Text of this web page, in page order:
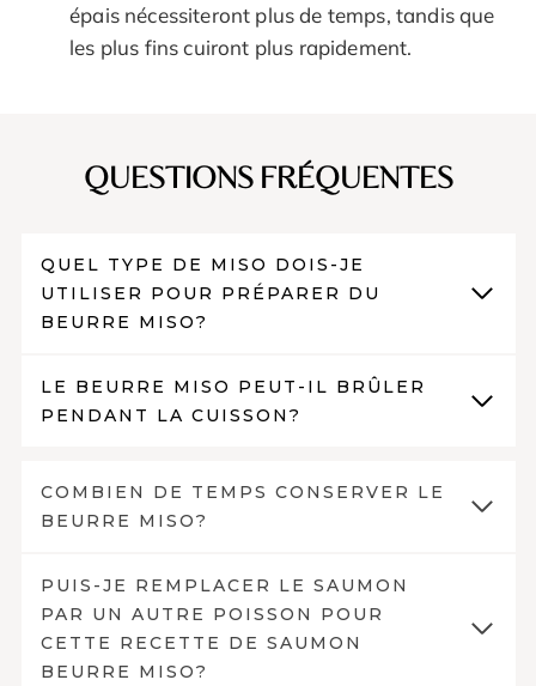
épais nécessiteront plus de temps, tandis que
les plus fins cuiront plus rapidement.
QUESTIONS FRÉQUENTES
QUEL TYPE DE MISO DOIS-JE
UTILISER POUR PRÉPARER DU
BEURRE MISO?
LE BEURRE MISO PEUT-IL BRÛLER
PENDANT LA CUISSON?
COMBIEN DE TEMPS CONSERVER LE
BEURRE MISO?
PUIS-JE REMPLACER LE SAUMON
PAR UN AUTRE POISSON POUR
CETTE RECETTE DE SAUMON
BEURRE MISO?